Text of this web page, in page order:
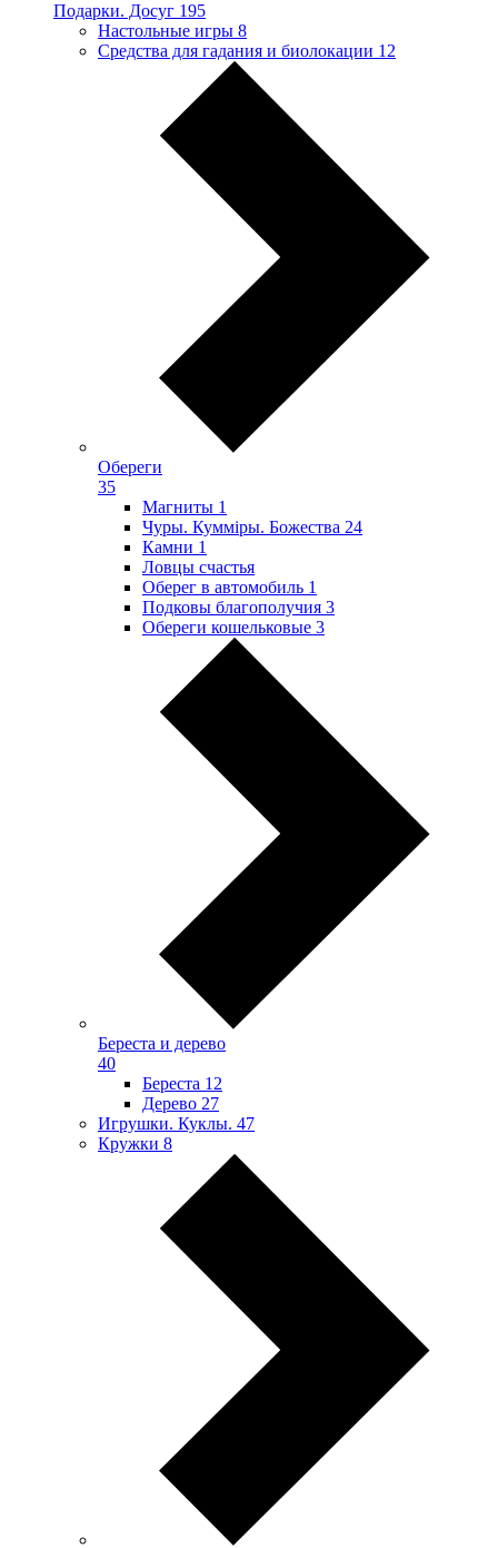
Подарки. Досуг 195
Настольные игры 8
Средства для гадания и биолокации 12
Обереги
35
Магниты 1
Чуры. Куммiры. Божества 24
Камни 1
Ловцы счастья
Оберег в автомобиль 1
Подковы благополучия 3
Обереги кошельковые 3
Береста и дерево
40
Береста 12
Дерево 27
Игрушки. Куклы. 47
Кружки 8